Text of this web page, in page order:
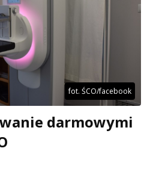
fot. ŚCO/facebook
darmowymi